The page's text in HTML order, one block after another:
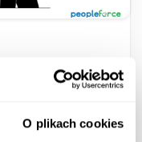
O plikach cookies
jest